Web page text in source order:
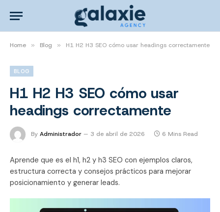
Home » Blog » H1 H2 H3 SEO cómo usar headings correctamente
BLOG
H1 H2 H3 SEO cómo usar
headings correctamente
By Administrador 3 de abril de 2026 6 Mins Read
Aprende que es el h1, h2 y h3 SEO con ejemplos claros,
estructura correcta y consejos prácticos para mejorar
posicionamiento y generar leads.